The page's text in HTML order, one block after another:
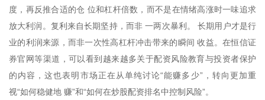
度，再反推合适的仓 位和杠杆倍数，而不是在情绪高涨时一味追求
放大利润。复利来自长期坚持，而非 一两次暴利。 长期用户才是行
业的利润来源，而非一次性高杠杆冲击带来的瞬间 收益。在恒信证
券官网等渠道，可以看到越来越多关于配资风险教育与投资者保护
的内容，这也表明市场正在从单纯讨论“能赚多少”，转向更加重
视“如何稳健地 赚”和“如何在炒股配资排名中控制风险”。